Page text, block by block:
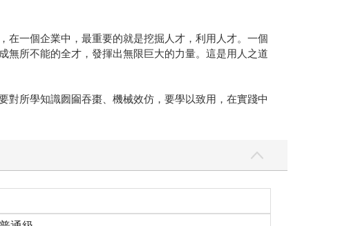
一個企業中，最重要的就是挖掘人才，利用人才。一個
無所不能的全才，發揮出無限巨大的力量。這是用人之道
所學知識囫圇吞棗、機械效仿，要學以致用，在實踐中